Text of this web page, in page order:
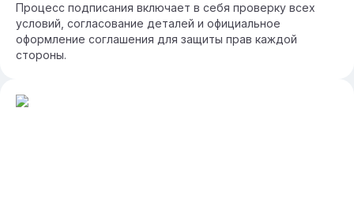
Процесс подписания включает в себя проверку всех
условий, согласование деталей и официальное
оформление соглашения для защиты прав каждой
стороны.